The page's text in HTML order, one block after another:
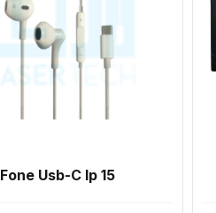
Fone Usb-C Ip 15